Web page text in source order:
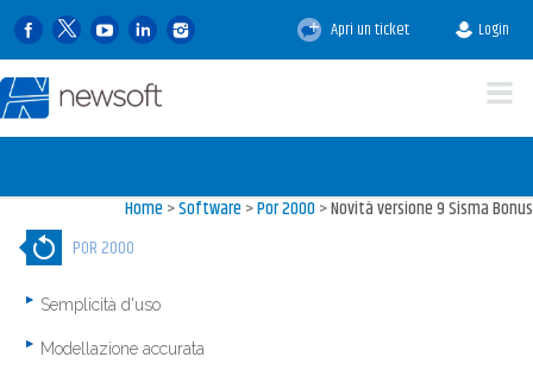
Apri un ticket Login
Home>Software>Por 2000>Novità versione 9 Sisma Bonus
POR 2000
Semplicità d'uso
Modellazione accurata